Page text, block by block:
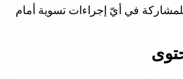
في أيّ إجراءات تسوية أمام